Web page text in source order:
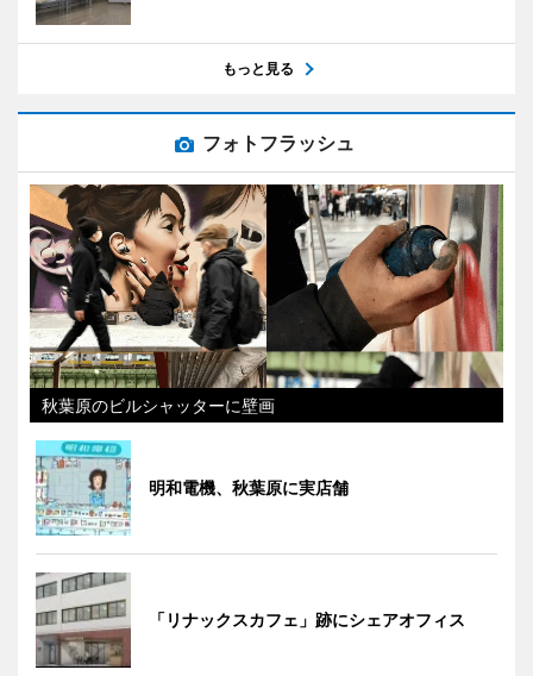
もっと見る
フォトフラッシュ
秋葉原のビルシャッターに壁画
明和電機、秋葉原に実店舗
「リナックスカフェ」跡にシェアオフィス